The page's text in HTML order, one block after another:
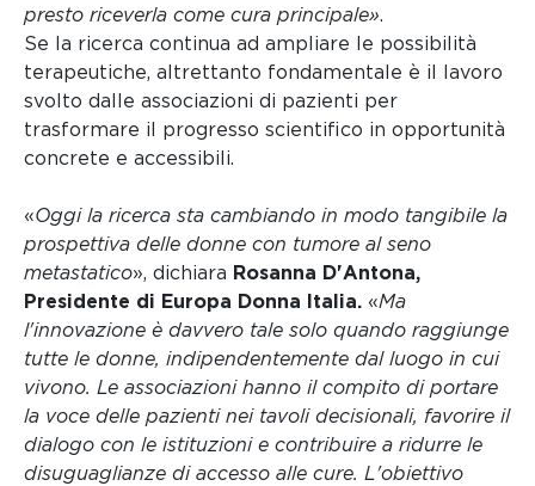
presto riceverla come cura principale».
Se la ricerca continua ad ampliare le possibilità
terapeutiche, altrettanto fondamentale è il lavoro
svolto dalle associazioni di pazienti per
trasformare il progresso scientifico in opportunità
concrete e accessibili.
«Oggi la ricerca sta cambiando in modo tangibile la
prospettiva delle donne con tumore al seno
metastatico», dichiara Rosanna D'Antona,
Presidente di Europa Donna Italia. «Ma
l'innovazione è davvero tale solo quando raggiunge
tutte le donne, indipendentemente dal luogo in cui
vivono. Le associazioni hanno il compito di portare
la voce delle pazienti nei tavoli decisionali, favorire il
dialogo con le istituzioni e contribuire a ridurre le
disuguaglianze di accesso alle cure. L'obiettivo